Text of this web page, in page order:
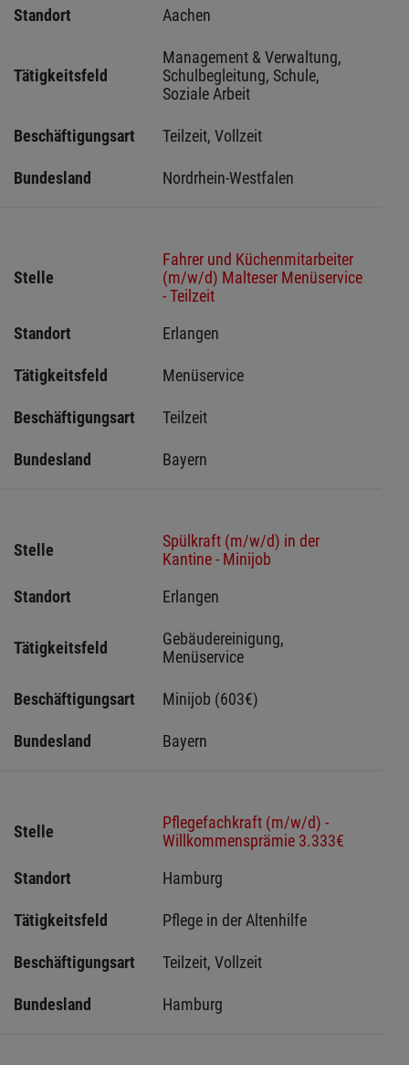
Standort
Aachen
Tätigkeitsfeld
Management & Verwaltung,
Schulbegleitung, Schule,
Soziale Arbeit
Beschäftigungsart Teilzeit, Vollzeit
Bundesland Nordrhein-Westfalen
Stelle
Fahrer und Küchenmitarbeiter
(m/w/d) Malteser Menüservice
- Teilzeit
Standort
Erlangen
Tätigkeitsfeld Menüservice
Beschäftigungsart Teilzeit
Bundesland Bayern
Stelle
Spülkraft (m/w/d) in der
Kantine - Minijob
Standort
Erlangen
Tätigkeitsfeld
Gebäudereinigung,
Menüservice
Beschäftigungsart Minijob (603€)
Bundesland Bayern
Stelle
Pflegefachkraft (m/w/d) -
Willkommensprämie 3.333€
Standort
Hamburg
Tätigkeitsfeld Pflege in der Altenhilfe
Beschäftigungsart Teilzeit, Vollzeit
Bundesland Hamburg